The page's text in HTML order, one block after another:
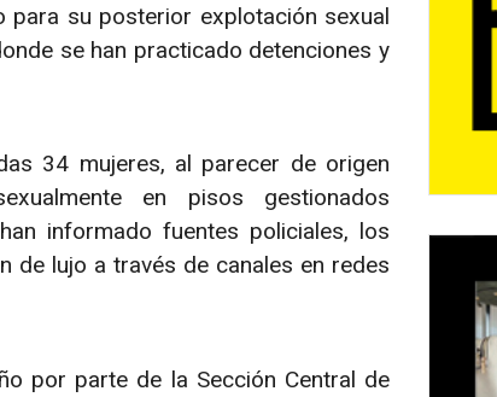
para su posterior explotación sexual
se han practicado detenciones y
34 mujeres, al parecer de origen
en pisos gestionados
informado fuentes policiales, los
de lujo a través de canales en redes
por parte de la Sección Central de